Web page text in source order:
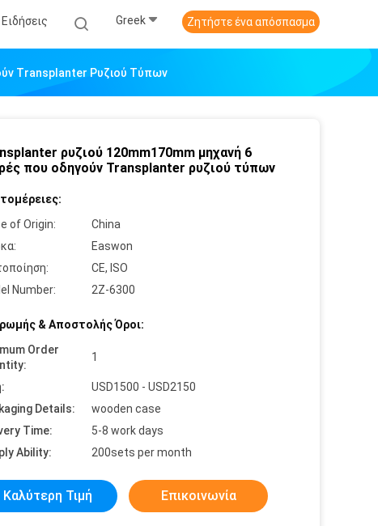
Ειδήσεις Greek Ζητήστε ένα απόσπασμα
Transplanter Ρυζιού Τύπων
ρυζιού 120mm170mm μηχανή 6
που οδηγούν Transplanter ρυζιού τύπων
of Origin:
China
Easwon
CE, ISO
Number:
2Z-6300
& Αποστολής Όροι:
Order
1
USD1500 - USD2150
Details:
wooden case
Time:
5-8 work days
Ability:
200sets per month
Καλύτερη Τιμή Επικοινωνία